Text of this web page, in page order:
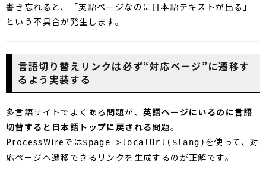
書き忘れると、「英語ページなのに日本語テキストが出る」
という不具合が発生します。
言語切り替えリンクは必ず“対応ページ”に遷移す
るよう実装する
多言語サイトでよくある問題が、 英語ページにいるのに言語
切替すると日本語トップに戻される問題。
ProcessWireでは$page->localUrl($lang) を使って、対
応ページへ遷移できるリンクを生成するのが正解です。